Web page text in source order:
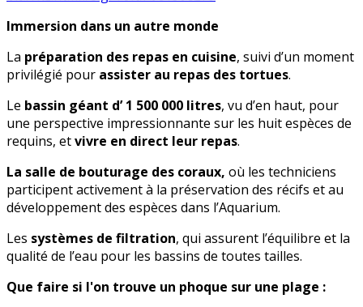
Immersion dans un autre monde
La préparation des repas en cuisine, suivi d’un moment
privilégié pour assister au repas des tortues.
Le bassin géant d’ 1 500 000 litres, vu d’en haut, pour
une perspective impressionnante sur les huit espèces de
requins, etvivre en direct leur repas.
La salle de bouturage des coraux, où les techniciens
participent activement à la préservation des récifs et au
développement des espèces dans l’Aquarium.
Les systèmes de filtration, qui assurent l’équilibre et la
qualité de l’eau pour les bassins de toutes tailles.
Que faire si l'on trouve un phoque sur une plage :